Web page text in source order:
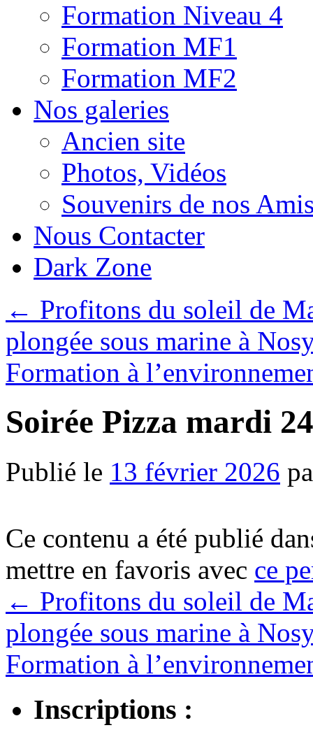
Formation Niveau 4
Formation MF1
Formation MF2
Nos galeries
Ancien site
Photos, Vidéos
Souvenirs de nos
Nous Contacter
Dark Zone
← Profitons du soleil de
plongée sous marine à
Formation à
Soirée Pizza mardi
Publié le 13 février 2026
Ce contenu a été publié
mettre en favoris avec ce
← Profitons du soleil de
plongée sous marine à
Formation à
Inscriptions :